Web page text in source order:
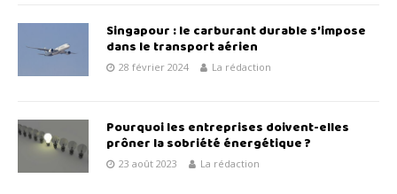
Singapour : le carburant durable s’impose
dans le transport aérien
28 février 2024 La rédaction
Pourquoi les entreprises doivent-elles
prôner la sobriété énergétique ?
23 août 2023 La rédaction